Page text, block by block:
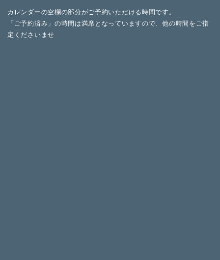
カレンダーの空欄の部分がご予約いただける時間です。
「ご予約済み」の時間は満席となっていますので、他の時間をご指
定くださいませ